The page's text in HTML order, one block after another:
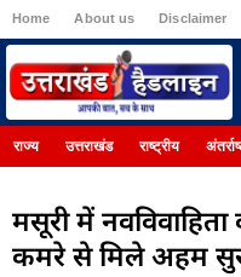
Home About us Disclaimer
राज्य उत्तराखंड राष्ट्रीय
मसूरी में
कमरे से मिले अहम